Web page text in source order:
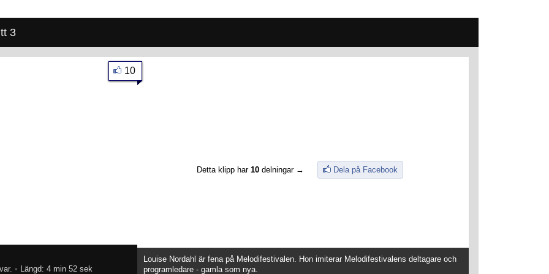
3
• Längd: 4 min 52 sek
10
Detta klipp har 10 delningar → Dela på Facebook
Louise Nordahl är fena på Melodifestivalen. Hon imiterar Melodifestivalens deltagare och
programledare - gamla som nya.